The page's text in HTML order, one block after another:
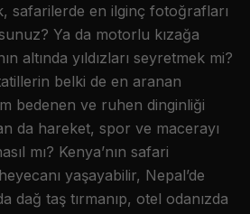
safarilerde en ilginç fotoğrafları
Ya da motorlu kızağa
altında yıldızları seyretmek mi?
belki de en aranan
bedenen ve ruhen dinginliği
da hareket, spor ve macerayı
mı? Kenya’nın safari
yaşayabilir, Nepal’de
dağ taş tırmanıp, otel odanızda